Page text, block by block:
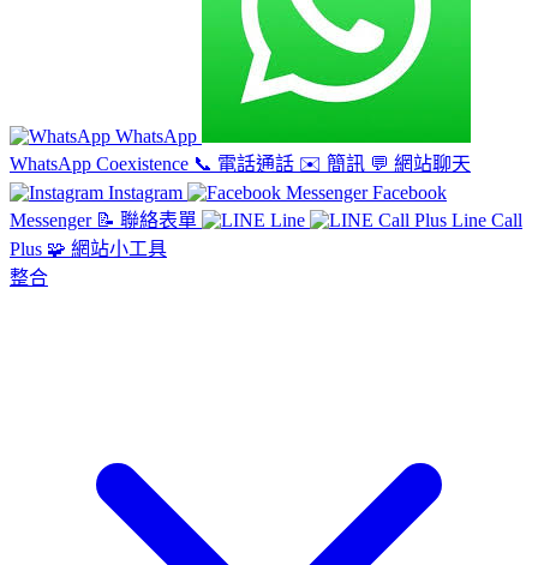
WhatsApp
WhatsApp Coexistence 📞 電話通話 ✉️ 簡訊 💬 網站聊天
Instagram
Facebook
Messenger 📝 聯絡表單 Line
Line Call
Plus 🧩 網站小工具
整合